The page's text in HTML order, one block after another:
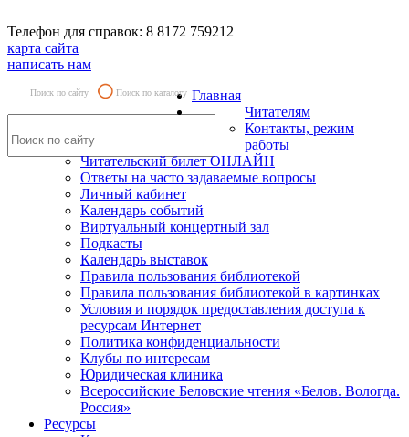
Телефон для справок: 8 8172 759212
карта сайта
написать нам
Поиск по сайту Поиск по каталогу Главная
Читателям
Контакты, режим
работы
Читательский билет ОНЛАЙН
Ответы на часто задаваемые вопросы
Личный кабинет
Календарь событий
Виртуальный концертный зал
Подкасты
Календарь выставок
Правила пользования библиотекой
Правила пользования библиотекой в картинках
Условия и порядок предоставления доступа к
ресурсам Интернет
Политика конфиденциальности
Клубы по интересам
Юридическая клиника
Всероссийские Беловские чтения «Белов. Вологда.
Россия»
Ресурсы